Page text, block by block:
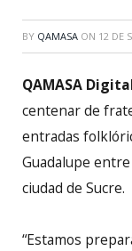
BY QAMASA ON 12 DE
QAMASA
centenar de
entradas
Guadalupe
ciudad de Sucre.
“Estamos